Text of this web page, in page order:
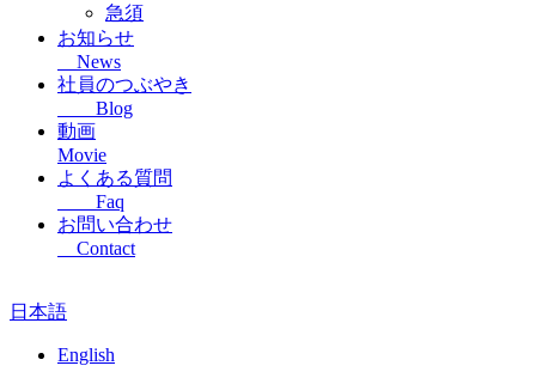
急須
お知らせ
News
社員のつぶやき
Blog
動画
Movie
よくある質問
Faq
お問い合わせ
Contact
日本語
English